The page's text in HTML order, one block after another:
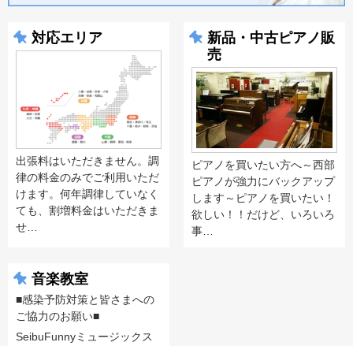
対応エリア
出張料はいただきません。調
律の料金のみでご利用いただ
けます。何年調律していなく
ても、割増料金はいただきま
せ…
新品・中古ピアノ販
売
ピアノを買いたい方へ～西部
ピアノが強力にバックアップ
します～ピアノを買いたい！
欲しい！！だけど、いろいろ
事…
音楽教室
■感染予防対策と皆さまへの
ご協力のお願い■
SeibuFunnyミュージックス